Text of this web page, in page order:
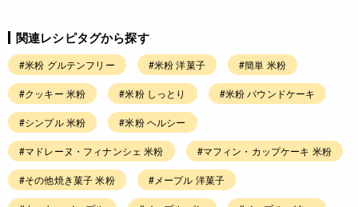
関連レシピタグから探す
#米粉 グルテンフリー #米粉 洋菓子 #簡単 米粉
#クッキー 米粉 #米粉 しっとり #米粉 パウンドケーキ
#シンプル 米粉 #米粉 ヘルシー
#マドレーヌ・フィナンシェ 米粉 #マフィン・カップケーキ 米粉
#その他焼き菓子 米粉 #メープル 洋菓子